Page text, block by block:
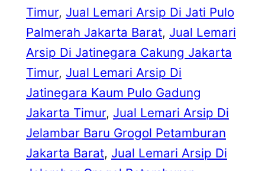
Timur, Jual Lemari Arsip Di Jati Pulo
Palmerah Jakarta Barat, Jual Lemari
Arsip Di Jatinegara Cakung Jakarta
Timur, Jual Lemari Arsip Di
Jatinegara Kaum Pulo Gadung
Jakarta Timur, Jual Lemari Arsip Di
Jelambar Baru Grogol Petamburan
Jakarta Barat, Jual Lemari Arsip Di